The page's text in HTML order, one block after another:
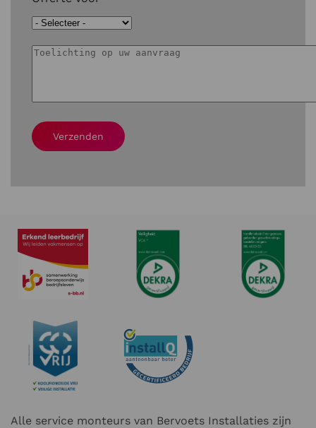
Verzenden
Alle service monteurs van Bervoets Installaties zijn